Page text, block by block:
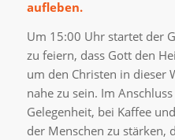
aufleben.
Um 15:00 Uhr startet der
zu feiern, dass Gott den
um den Christen in dieser
nahe zu sein. Im
Gelegenheit, bei Kaffee
der Menschen zu stärken,